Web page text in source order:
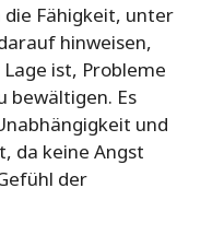
Fähigkeit, unter
hinweisen,
ist, Probleme
bewältigen. Es
und
da keine Angst
der